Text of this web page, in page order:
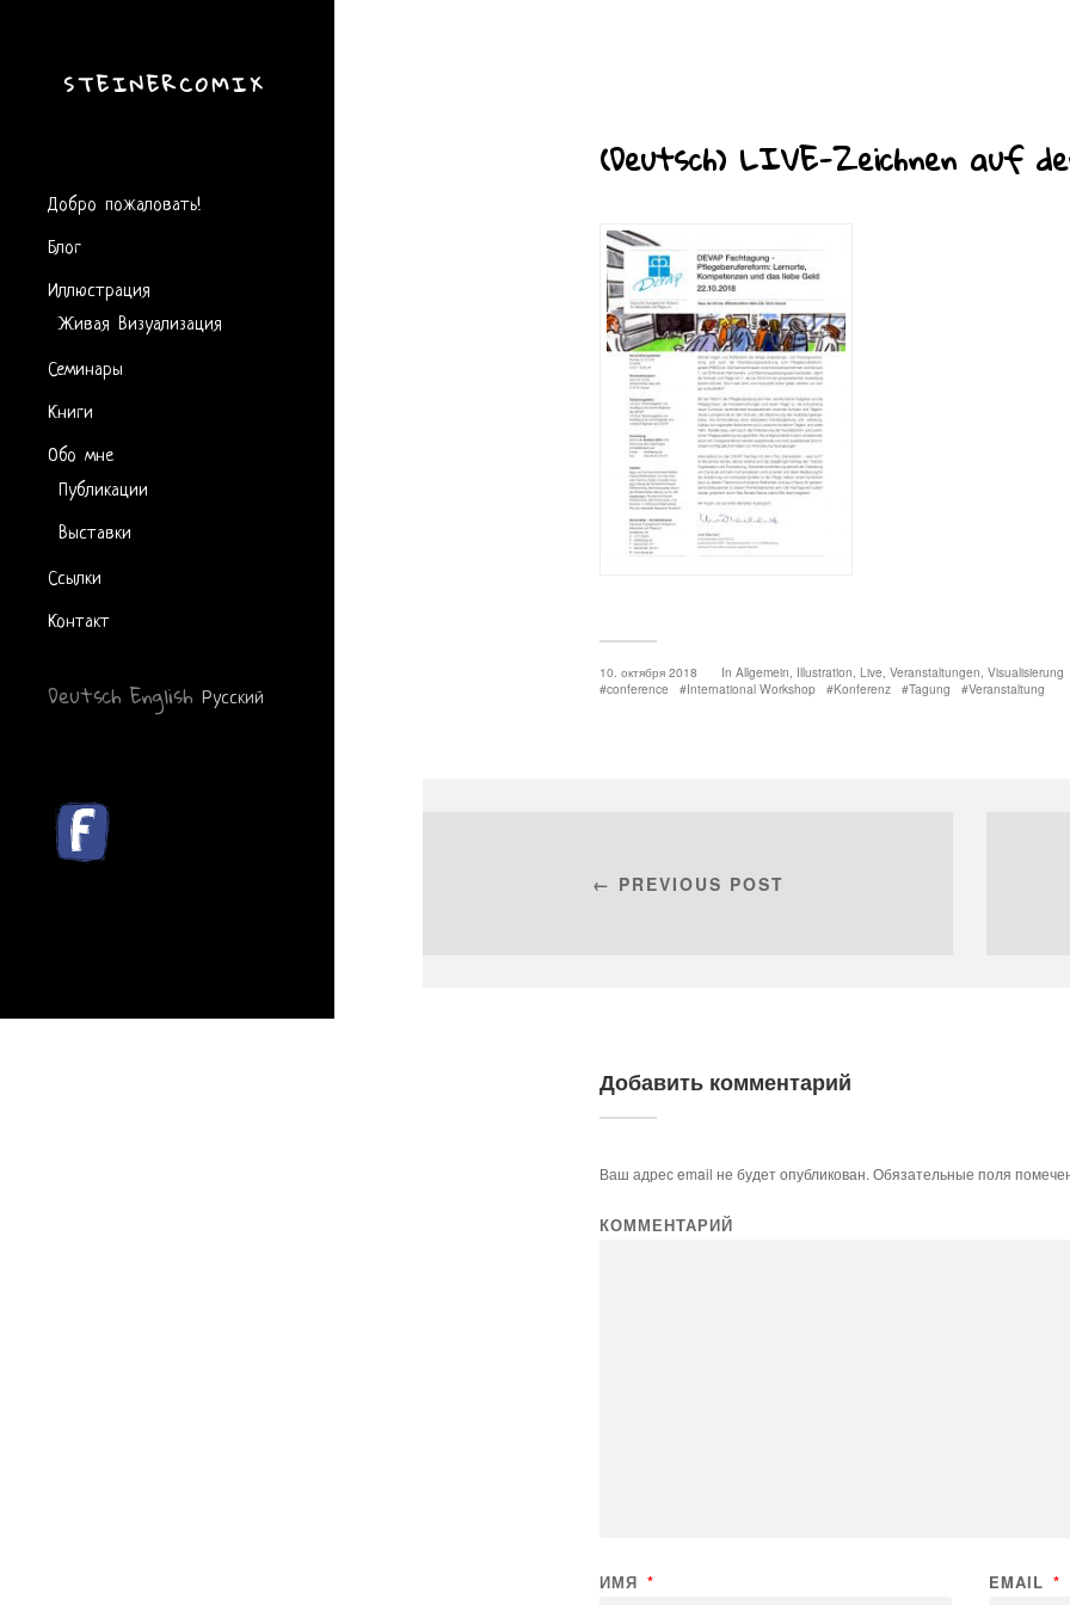
STEINERCOMIX
Добро пожаловать!
Блог
Иллюстрация
Живая Визуализация
Семинары
Книги
Обо мне
Публикации
Выставки
Ссылки
Контакт
Deutsch English Русский
(Deutsch) LIVE-Zeichnen auf
10. октября 2018 In Allgemein Illustration Live Veranstaltungen Visualisierung
conference
International Workshop Konferenz Tagung Veranstaltung
← PREVIOUS POST
Добавить комментарий
Ваш адрес email не будет опубликован. Обязательные поля
КОММЕНТАРИЙ
ИМЯ * EMAIL *